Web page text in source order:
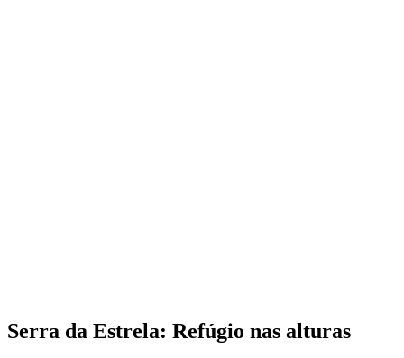
Serra da Estrela: Refúgio nas alturas